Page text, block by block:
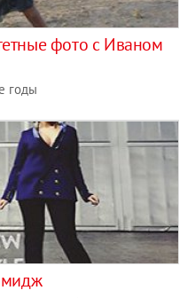
фото с Иваном
годы